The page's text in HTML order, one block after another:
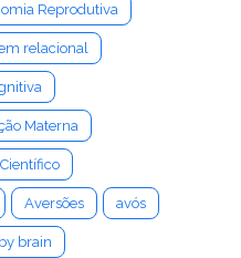
Reprodutiva
relacional
Materna
Aversões avós
brain